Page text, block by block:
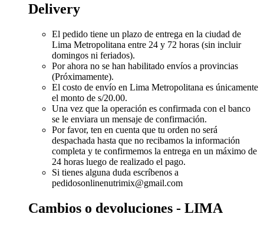
Delivery
El pedido tiene un plazo de entrega en la ciudad de
Lima Metropolitana entre 24 y 72 horas (sin incluir
domingos ni feriados).
Por ahora no se han habilitado envíos a provincias
(Próximamente).
El costo de envío en Lima Metropolitana es únicamente
el monto de s/20.00.
Una vez que la operación es confirmada con el banco
se le enviara un mensaje de confirmación.
Por favor, ten en cuenta que tu orden no será
despachada hasta que no recibamos la información
completa y te confirmemos la entrega en un máximo de
24 horas luego de realizado el pago.
Si tienes alguna duda escríbenos a
pedidosonlinenutrimix@gmail.com
Cambios o devoluciones - LIMA